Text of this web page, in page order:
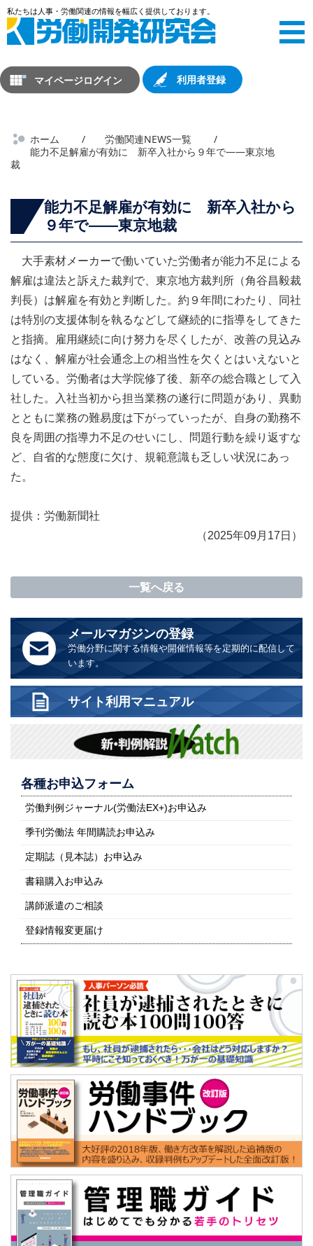
マイページログイン 利用者登録
ホーム
労働関連NEWS一覧
能力不足解雇が有効に 新卒入社から９年で――東京地
裁
能力不足解雇が有効に 新卒入社から
９年で――東京地裁
大手素材メーカーで働いていた労働者が能力不足による
解雇は違法と訴えた裁判で、東京地方裁判所（角谷昌毅裁
判長）は解雇を有効と判断した。約９年間にわたり、同社
は特別の支援体制を執るなどして継続的に指導をしてきた
と指摘。雇用継続に向け努力を尽くしたが、改善の見込み
はなく、解雇が社会通念上の相当性を欠くとはいえないと
している。労働者は大学院修了後、新卒の総合職として入
社した。入社当初から担当業務の遂行に問題があり、異動
とともに業務の難易度は下がっていったが、自身の勤務不
良を周囲の指導力不足のせいにし、問題行動を繰り返すな
ど、自省的な態度に欠け、規範意識も乏しい状況にあっ
た。
提供： 労働新聞社
（2025年09月17日）
一覧へ戻る
メールマガジンの登録
労働分野に関する情報や開催情報等を定期的に配信して
います。
サイト利用マニュアル
各種お申込フォーム
労働判例ジャーナル(労働法EX+)お申込み
季刊労働法 年間購読お申込み
定期誌（見本誌）お申込み
書籍購入お申込み
講師派遣のご相談
登録情報変更届け